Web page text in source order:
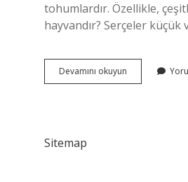
tohumlardır. Özellikle,
hayvandır? Serçeler
Devamını okuyun
Etçil
Sitemap